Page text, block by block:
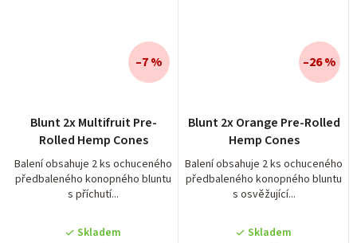
Blunt 2x Multifruit Pre-
Rolled Hemp Cones
Balení obsahuje 2 ks ochuceného
předbaleného konopného bluntu
s příchutí...
Skladem
–7 %
Blunt 2x Orange Pre-Rolled
Hemp Cones
Balení obsahuje 2 ks ochuceného
předbaleného konopného bluntu
s osvěžující...
Skladem
–26 %